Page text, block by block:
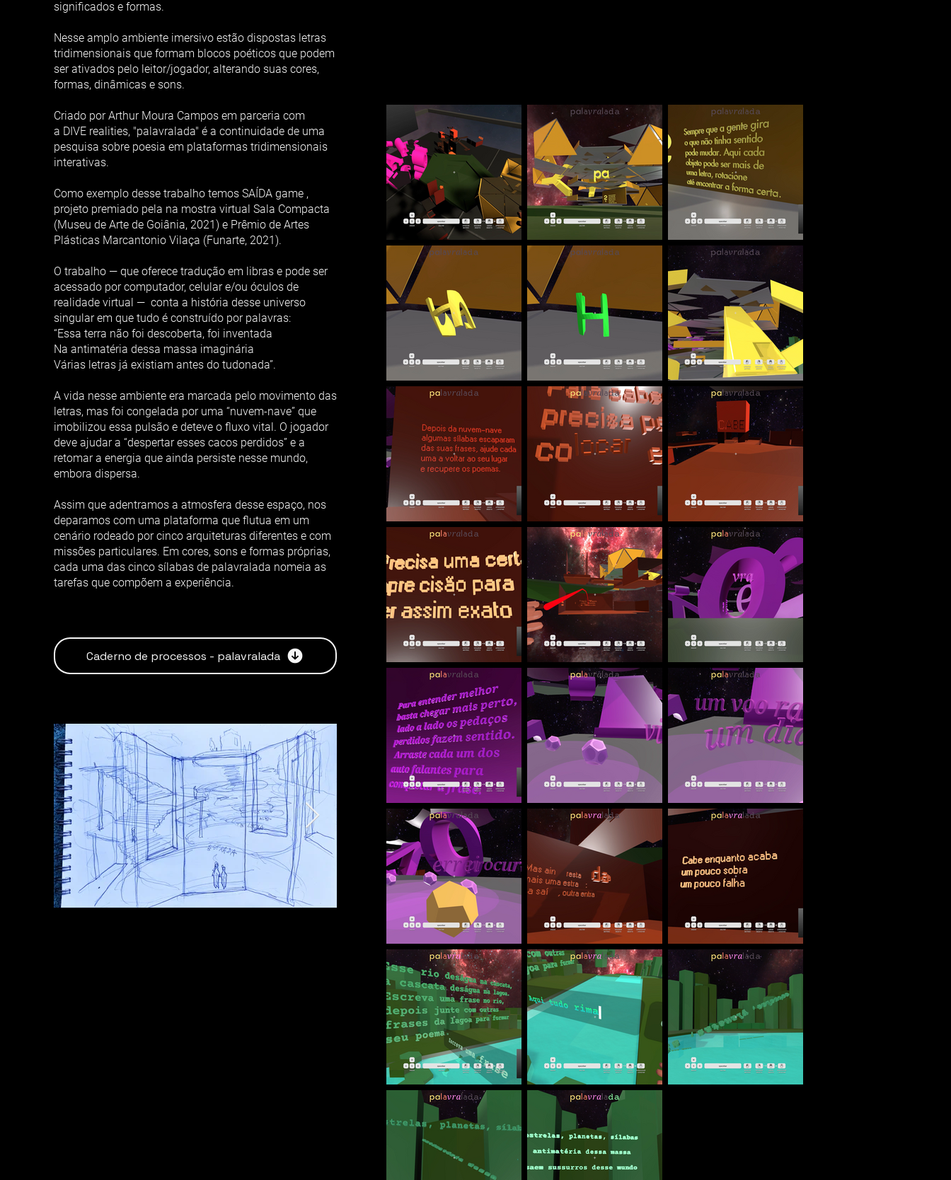
significados e formas.
Nesse amplo ambiente imersivo estão dispostas letras
tridimensionais que formam blocos poéticos que podem
ser ativados pelo leitor/jogador, alterando suas cores,
formas, dinâmicas e sons.
Criado por Arthur Moura Campos em parceria com
a DIVE realities, "palavralada" é a continuidade de uma
pesquisa sobre poesia em plataformas tridimensionais
interativas.
Como exemplo desse trabalho temos SAÍDA game ,
projeto premiado pela na mostra virtual Sala Compacta
(Museu de Arte de Goiânia, 2021) e Prêmio de Artes
Plásticas Marcantonio Vilaça (Funarte, 2021).
O trabalho — que oferece tradução em libras e pode ser
acessado por computador, celular e/ou óculos de
realidade virtual — conta a história desse universo
singular em que tudo é construído por palavras:
“Essa terra não foi descoberta, foi inventada
Na antimatéria dessa massa imaginária
Várias letras já existiam antes do tudonada”.
A vida nesse ambiente era marcada pelo movimento das
letras, mas foi congelada por uma “nuvem-nave” que
imobilizou essa pulsão e deteve o fluxo vital. O jogador
deve ajudar a “despertar esses cacos perdidos” e a
retomar a energia que ainda persiste nesse mundo,
embora dispersa.
Assim que adentramos a atmosfera desse espaço, nos
deparamos com uma plataforma que flutua em um
cenário rodeado por cinco arquiteturas diferentes e com
missões particulares. Em cores, sons e formas próprias,
cada uma das cinco sílabas de palavralada nomeia as
tarefas que compõem a experiência.
Caderno de processos - palavralada